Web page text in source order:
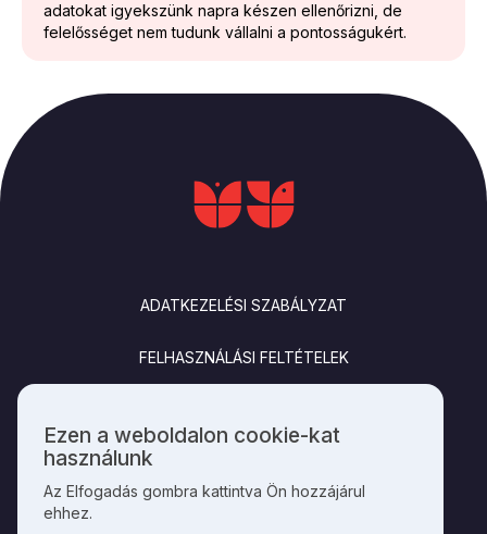
adatokat igyekszünk napra készen ellenőrizni, de
felelősséget nem tudunk vállalni a pontosságukért.
ADATKEZELÉSI SZABÁLYZAT
FELHASZNÁLÁSI FELTÉTELEK
Személyes
adatok
és
cookie-
Ezen a weboldalon cookie-kat
használunk
Az Elfogadás gombra kattintva Ön hozzájárul
ehhez.